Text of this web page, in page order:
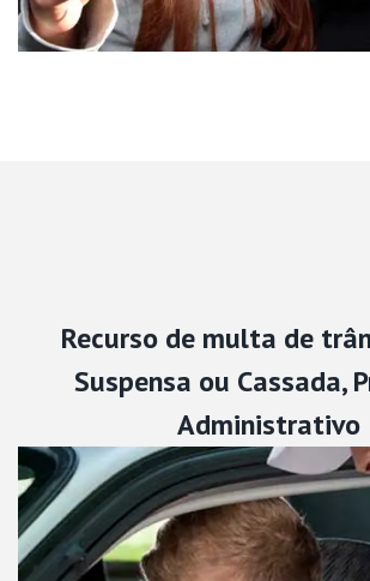
Recurso de multa de
Suspensa ou Cassada,
Administrativo